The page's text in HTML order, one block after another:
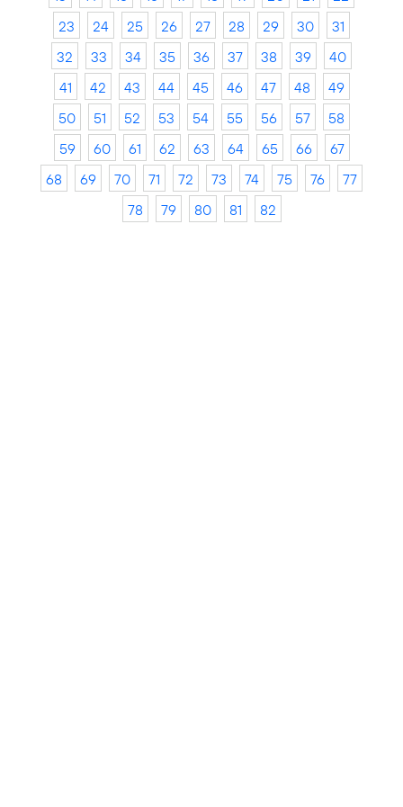
23
24 25 26 27 28 29 30
31
32
33 34 35 36 37 38 39
40
41
42 43 44 45 46 47 48
49
50
51 52 53 54 55 56 57
58
59
60 61 62 63 64 65 66
67
68
69 70 71 72 73 74 75 76
77
78
79 80 81 82